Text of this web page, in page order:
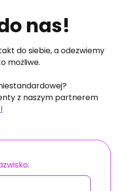
nas!
do siebie, a odezwiemy
możliwe.
z naszym partnerem